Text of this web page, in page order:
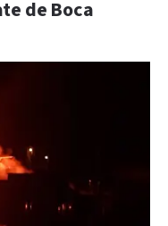
de Boca